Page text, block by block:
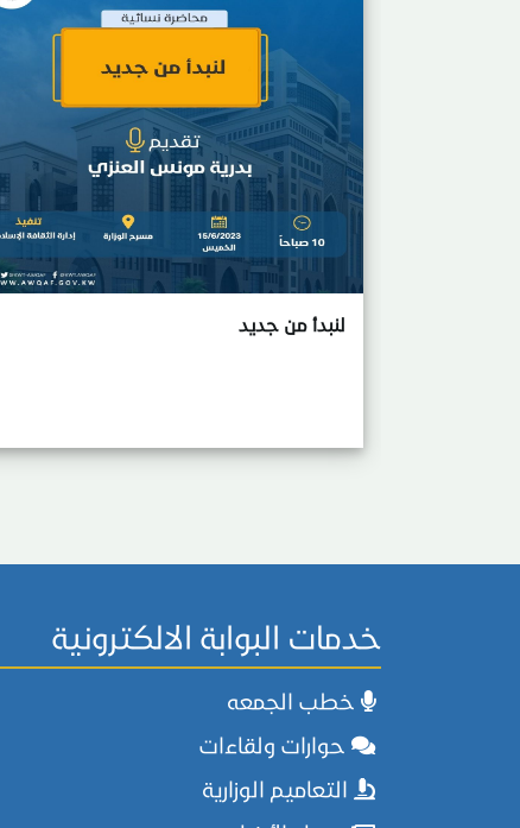
لنبدأ من جديد
خدمات البوابة الالكترونية
خطب الجمعه
حوارات ولقاءات
التعاميم الوزارية